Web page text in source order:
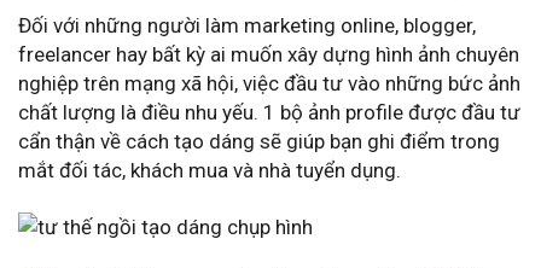
Đối với những người làm marketing online, blogger,
freelancer hay bất kỳ ai muốn xây dựng hình ảnh chuyên
nghiệp trên mạng xã hội, việc đầu tư vào những bức ảnh
chất lượng là điều nhu yếu. 1 bộ ảnh profile được đầu tư
cẩn thận về cách tạo dáng sẽ giúp bạn ghi điểm trong
mắt đối tác, khách mua và nhà tuyển dụng.